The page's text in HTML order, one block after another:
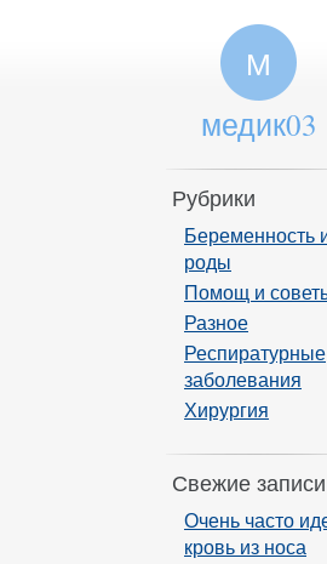
М
медик03
Рубрики
Беременность
роды
Помощ и
Разное
Респиратурные
заболевания
Хирургия
Свежие записи
Очень часто
кровь из носа